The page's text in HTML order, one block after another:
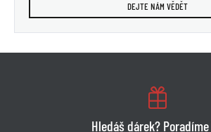
DEJTE NÁM VĚDĚT
Hledáš dárek?